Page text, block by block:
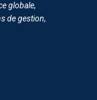
globale,
de gestion,